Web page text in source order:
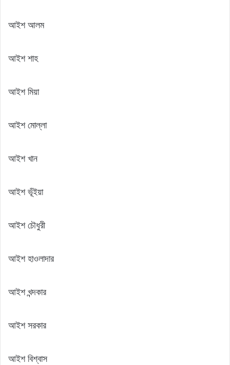
আইশ আলম
আইশ শাহ
আইশ মিয়া
আইশ মোল্লা
আইশ খান
আইশ ভূঁইয়া
আইশ চৌধুরী
আইশ হাওলাদার
আইশ খন্দকার
আইশ সরকার
আইশ বিশ্বাস